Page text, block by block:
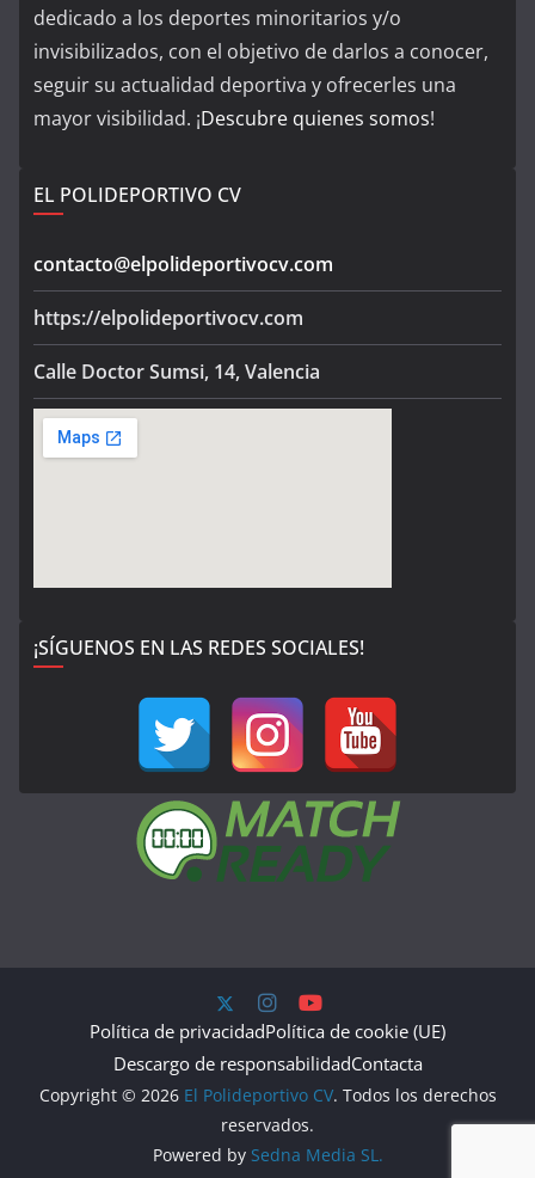
dedicado a los deportes minoritarios y/o
invisibilizados, con el objetivo de darlos a conocer,
seguir su actualidad deportiva y ofrecerles una
mayor visibilidad. ¡Descubre quienes somos!
EL POLIDEPORTIVO CV
contacto@elpolideportivocv.com
https://elpolideportivocv.com
Calle Doctor Sumsi, 14, Valencia
¡SÍGUENOS EN LAS REDES SOCIALES!
Política de privacidadPolítica de cookie (UE)
Descargo de responsabilidadContacta
Copyright © 2026 El Polideportivo CV. Todos los derechos
reservados.
Powered by Sedna Media SL.